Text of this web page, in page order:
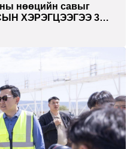
нөөцийн савыг
ХЭРЭГЦЭЭГЭЭ 3